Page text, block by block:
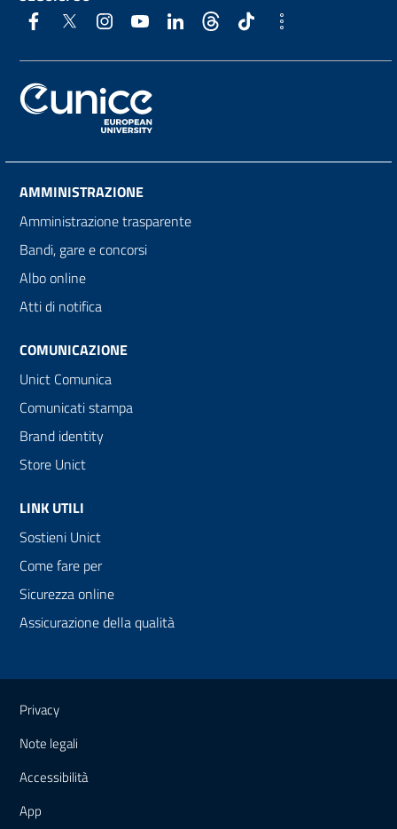
AMMINISTRAZIONE
Amministrazione trasparente
Bandi, gare e concorsi
Albo online
Atti di notifica
COMUNICAZIONE
Unict Comunica
Comunicati stampa
Brand identity
Store Unict
LINK UTILI
Sostieni Unict
Come fare per
Sicurezza online
Assicurazione della qualità
Link e informazioni utili
Privacy
Note legali
Accessibilità
App